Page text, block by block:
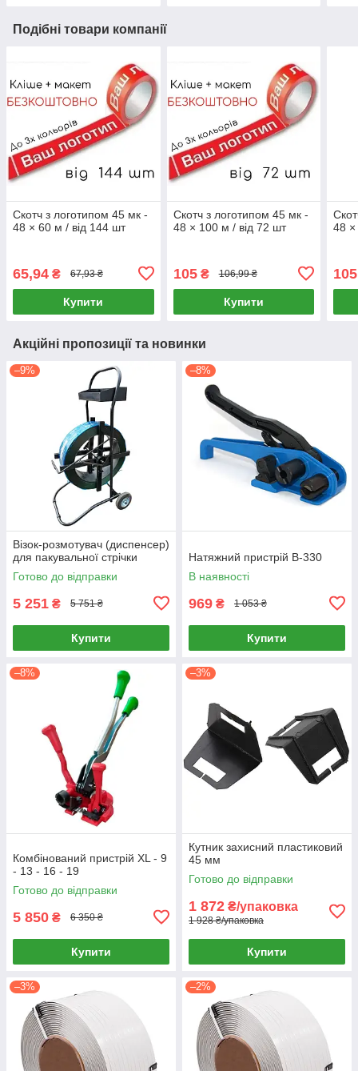
Подібні товари компанії
Скотч з логотипом 45 мк -
48 × 60 м / від 144 шт
65,94 ₴ 67,93 ₴
Купити
Скотч з логотипом 45 мк -
48 × 100 м / від 72 шт
105₴ 106,99 ₴
Купити
48 ×
105
Акційні пропозиції та новинки
–9%
Візок-розмотувач (диспенсер)
для пакувальної стрічки
Готово до відправки
5 251 ₴ 5 751 ₴
Купити
–8%
Натяжний пристрій B-330
В наявності
969 ₴ 1 053 ₴
Купити
–8%
Комбінований пристрій XL - 9
- 13 - 16 - 19
Готово до відправки
5 850 ₴ 6 350 ₴
Купити
–3%
Кутник захисний пластиковий
45 мм
Готово до відправки
1 872 ₴/упаковка
1 928 ₴/упаковка
Купити
–3% –2%